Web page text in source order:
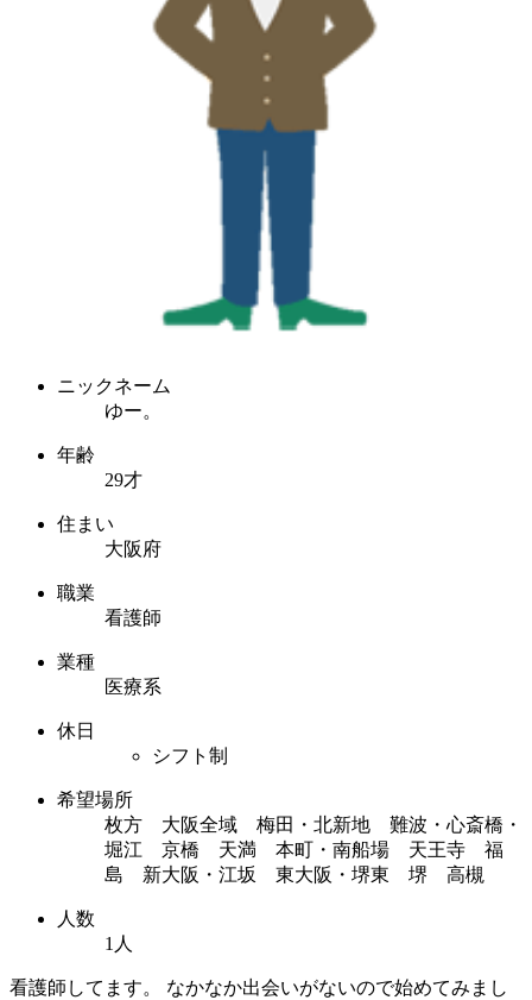
ニックネーム
ゆー。
年齢
29才
住まい
大阪府
職業
看護師
業種
医療系
休日
シフト制
希望場所
枚方 大阪全域 梅田・北新地 難波・心斎橋・
堀江 京橋 天満 本町・南船場 天王寺 福
島 新大阪・江坂 東大阪・堺東 堺 高槻
人数
1人
看護師してます。 なかなか出会いがないので始めてみまし